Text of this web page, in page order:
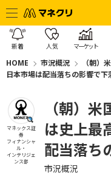
新着 人気 マーケット
HOME 市況概況
（朝
日本市場は配当落ちの影響で下
マネックス証
券
フィナンシャ
ル・
インテリジェ
ンス部
（朝）
は史上
配当落ち
市況概況